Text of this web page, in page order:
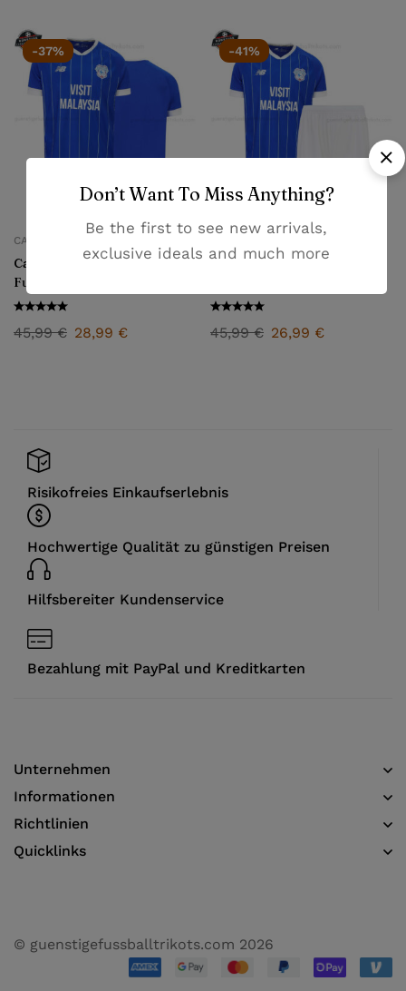
-37%
CARDIFF CITY
Cardiff City Heim
Fußballtrikot für Herren
2025/26 – Fan Version
45,99€ 28,99 €
-41%
Cardiff City Heim
2025/26 – Fan Version
45,99€ 26,99 €
Risikofreies Einkaufserlebnis
Hochwertige Qualität zu günstigen Preisen
Hilfsbereiter Kundenservice
Bezahlung mit PayPal und Kreditkarten
Unternehmen
Informationen​
Richtlinien
Quicklinks
© guenstigefussballtrikots.com 2026
Don’t Want To Miss Anything?
Be the first to see new arrivals,
exclusive ideals and much more